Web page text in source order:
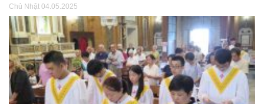
Chủ Nhật 04.05.2025